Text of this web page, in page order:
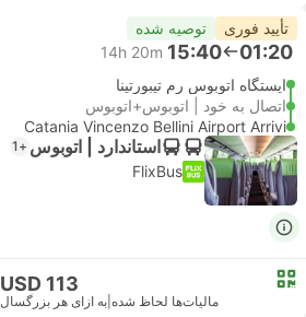
تأیید فوری توصیه شده
01:20
15:40
14h 20m
ایستگاه اتوبوس رم تیبورتینا
اتصال به خود | اتوبوس+اتوبوس
Catania Vincenzo Bellini Airport Arrivi
استاندارد | اتوبوس +1
FlixBus
USD 113
مالیات‌ها لحاظ شده به ازای هر بزرگسال